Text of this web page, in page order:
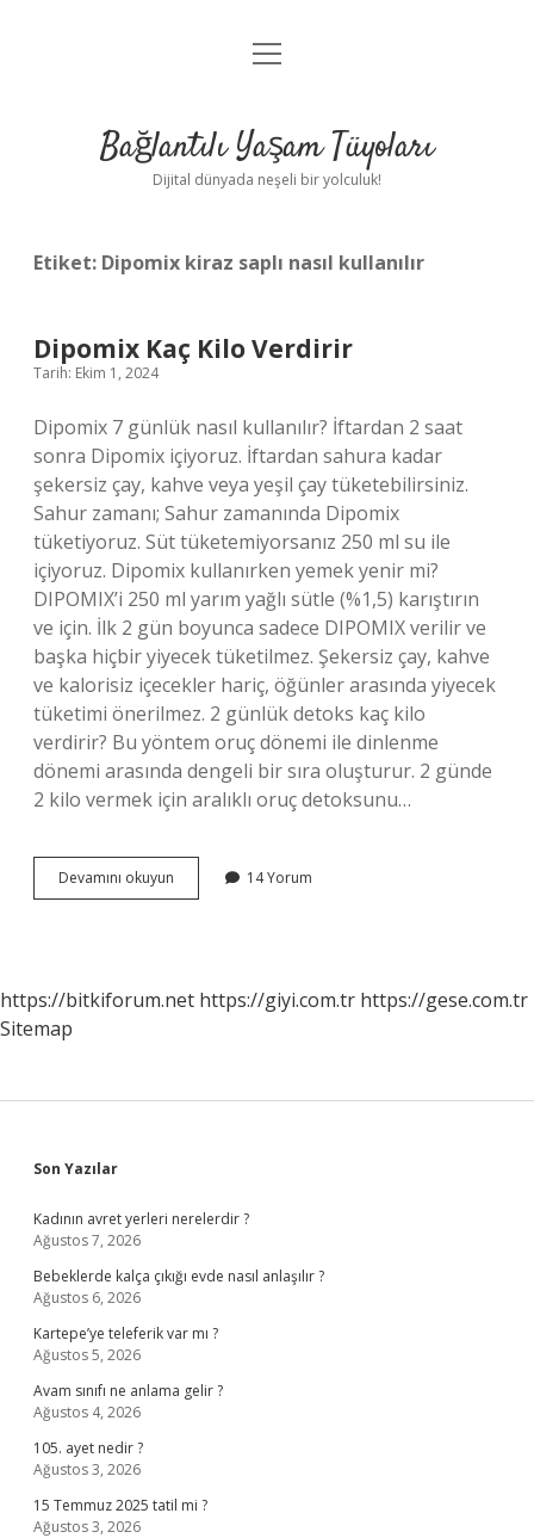
Anasayfa
Yasal Uyarı
menüyü
Bağlantılı Yaşam Tüyoları
Dijital dünyada neşeli bir yolculuk!
Etiket: Dipomix kiraz saplı nasıl kullanılır
Dipomix Kaç Kilo Verdirir
Tarih: Ekim 1, 2024
Dipomix 7 günlük nasıl kullanılır? İftardan 2 saat
sonra Dipomix içiyoruz. İftardan sahura kadar
şekersiz çay, kahve veya yeşil çay tüketebilirsiniz.
Sahur zamanı; Sahur zamanında Dipomix
tüketiyoruz. Süt tüketemiyorsanız 250 ml su ile
içiyoruz. Dipomix kullanırken yemek yenir mi?
DIPOMIX’i 250 ml yarım yağlı sütle (%1,5) karıştırın
ve için. İlk 2 gün boyunca sadece DIPOMIX verilir ve
başka hiçbir yiyecek tüketilmez. Şekersiz çay, kahve
ve kalorisiz içecekler hariç, öğünler arasında yiyecek
tüketimi önerilmez. 2 günlük detoks kaç kilo
verdirir? Bu yöntem oruç dönemi ile dinlenme
dönemi arasında dengeli bir sıra oluşturur. 2 günde
2 kilo vermek için aralıklı oruç detoksunu…
Devamını okuyun Dipomix
Kaç
14 Yorum
https://bitkiforum.net https://giyi.com.tr https://gese.com.tr
Sitemap
Sidebar
Son Yazılar
Kadının avret yerleri nerelerdir ?
Ağustos 7, 2026
Bebeklerde kalça çıkığı evde nasıl anlaşılır ?
Ağustos 6, 2026
Kartepe’ye teleferik var mı ?
Ağustos 5, 2026
Avam sınıfı ne anlama gelir ?
Ağustos 4, 2026
105. ayet nedir ?
Ağustos 3, 2026
15 Temmuz 2025 tatil mi ?
Ağustos 3, 2026